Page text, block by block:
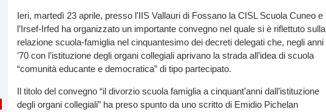
Ieri, martedì 23 aprile, presso l'IIS Vallauri di Fossano la CISL Scuola Cuneo e
l’Irsef-Irfed ha organizzato un importante convegno nel quale si è riflettuto sulla
relazione scuola-famiglia nel cinquantesimo dei decreti delegati che, negli anni
’70 con l’istituzione degli organi collegiali aprivano la strada all’idea di scuola
“comunità educante e democratica” di tipo partecipato.
Il titolo del convegno “il divorzio scuola famiglia a cinquant’anni dall’istituzione
degli organi collegiali” ha preso spunto da uno scritto di Emidio Pichelan